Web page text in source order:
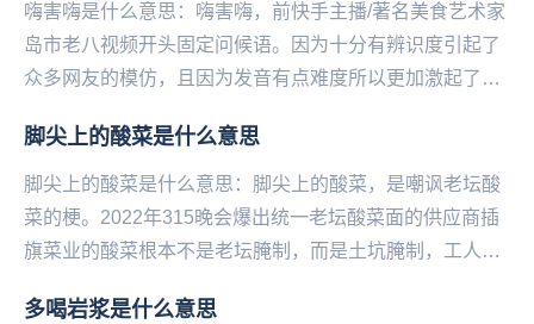
嗨害嗨是什么意思：嗨害嗨，前快手主播/著名‌‌‌‌‌‌美食艺术家
岛市老八视频开头固定问候语。因为十分有辨识度引起了
众多网友的模仿，且因为发音有点难度所以更加激起了大
脚尖上的酸菜是什么意思
脚尖上的酸菜是什么意思：脚尖上的酸菜，是嘲‌‌‌‌‌‌‌‌‌‌‌‌讽老坛酸
菜的梗。2022年315晚会爆出统一老坛酸菜面的供应商插
旗菜业的酸菜根本不是老坛腌制，而是土坑腌制，工人们
​多喝岩浆是什么意思